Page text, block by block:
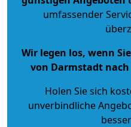
umfassender
Wir legen los, wenn
von Darmstadt
Holen Sie sich
unverbindliche